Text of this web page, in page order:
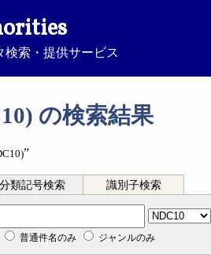
検索・提供サービス
の検索結果
”
分類記号検索 識別子検索
普通件名のみ ジャンルのみ